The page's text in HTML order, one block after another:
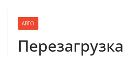
АВТО
Перезагрузка